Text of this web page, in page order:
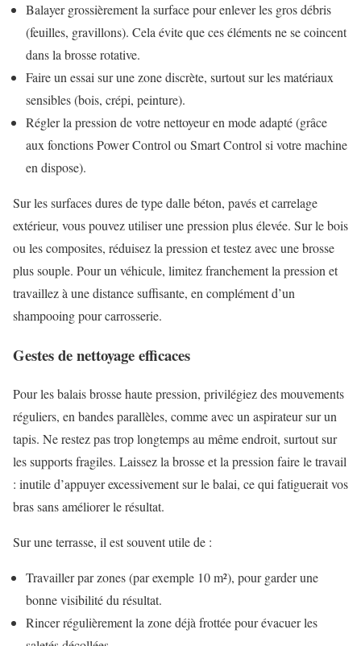
Balayer grossièrement la surface pour enlever les gros débris
(feuilles, gravillons). Cela évite que ces éléments ne se coincent
dans la brosse rotative.
Faire un essai sur une zone discrète, surtout sur les matériaux
sensibles (bois, crépi, peinture).
Régler la pression de votre nettoyeur en mode adapté (grâce
aux fonctions Power Control ou Smart Control si votre machine
en dispose).
Sur les surfaces dures de type dalle béton, pavés et carrelage
extérieur, vous pouvez utiliser une pression plus élevée. Sur le bois
ou les composites, réduisez la pression et testez avec une brosse
plus souple. Pour un véhicule, limitez franchement la pression et
travaillez à une distance suffisante, en complément d’un
shampooing pour carrosserie.
Gestes de nettoyage efficaces
Pour les balais brosse haute pression, privilégiez des mouvements
réguliers, en bandes parallèles, comme avec un aspirateur sur un
tapis. Ne restez pas trop longtemps au même endroit, surtout sur
les supports fragiles. Laissez la brosse et la pression faire le travail
: inutile d’appuyer excessivement sur le balai, ce qui fatiguerait vos
bras sans améliorer le résultat.
Sur une terrasse, il est souvent utile de :
Travailler par zones (par exemple 10 m²), pour garder une
bonne visibilité du résultat.
Rincer régulièrement la zone déjà frottée pour évacuer les